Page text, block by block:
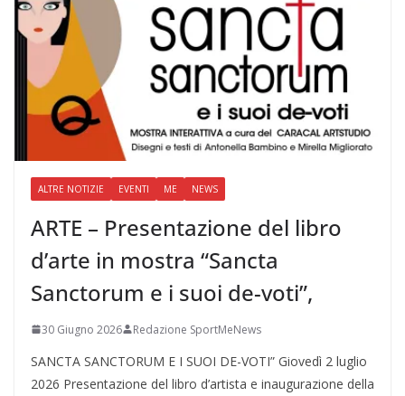
ALTRE NOTIZIE EVENTI ME NEWS
ARTE – Presentazione del libro
d’arte in mostra “Sancta
Sanctorum e i suoi de-voti”,
30 Giugno 2026 Redazione SportMeNews
SANCTA SANCTORUM E I SUOI DE-VOTI” Giovedì 2 luglio
2026 Presentazione del libro d’artista e inaugurazione della